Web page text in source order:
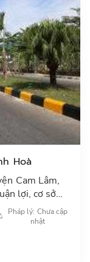
Hoà
Cam Lâm,
lợi, cơ sở
thu hút rất
Pháp lý: Chưa cập
nhật